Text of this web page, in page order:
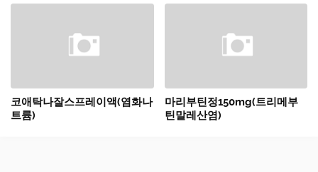
코애탁나잘스프레이액(염화나
트륨)
마리부틴정150mg(트리메부
틴말레산염)